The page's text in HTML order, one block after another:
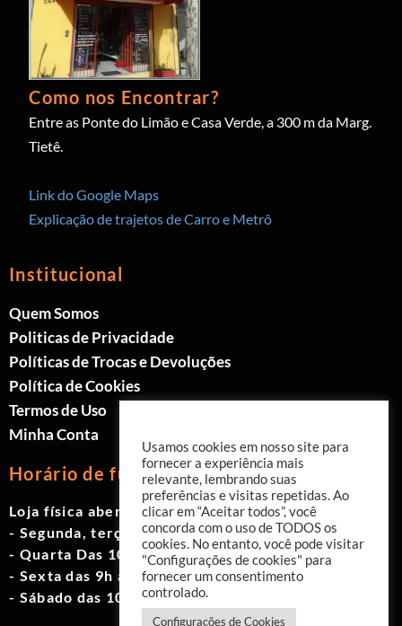
Como nos Encontrar?
Entre as Ponte do Limão e Casa Verde, a 300 m da Marg.
Tietê.
Link do Google Maps
Explicação de trajetos de Carro e Metrô
Institucional
Quem Somos
Politicas de Privacidade
Políticas de Trocas e Devoluções
Política de Cookies
Termos de Uso
Minha Conta
Horário de funcionamento
Loja física aberta de Segunda à Sábado.
- Segunda, terça e quinta das 9h às 19h
- Quarta Das 10h às 18h
- Sexta das 9h às 18h
- Sábado das 10h às 17h
Usamos cookies em nosso site para
fornecer a experiência mais
relevante, lembrando suas
preferências e visitas repetidas. Ao
clicar em “Aceitar todos”, você
concorda com o uso de TODOS os
cookies. No entanto, você pode visitar
"Configurações de cookies" para
fornecer um consentimento
controlado.
Configurações de Cookies